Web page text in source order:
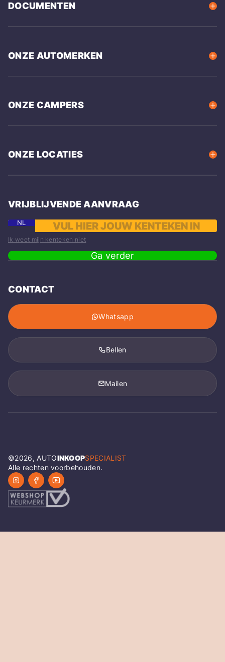
DOCUMENTEN
ONZE AUTOMERKEN
ONZE CAMPERS
ONZE LOCATIES
VRIJBLIJVENDE AANVRAAG
NL
Ik weet mijn kenteken niet
Ga verder
CONTACT
Whatsapp
Bellen
Mailen
©2026, AUTOINKOOPSPECIALIST
Alle rechten voorbehouden.